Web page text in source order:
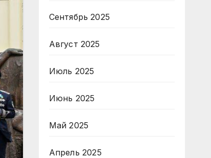
Сентябрь 2025
Август 2025
Июль 2025
Июнь 2025
Май 2025
Апрель 2025